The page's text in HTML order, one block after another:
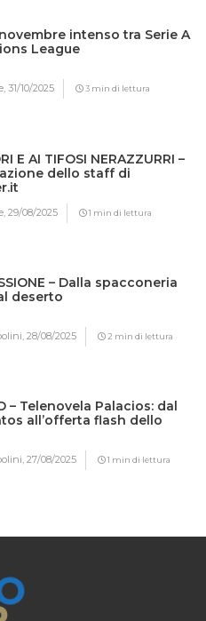
intenso tra Serie A
League
31/10/2025 3 min di lettura
E AI TIFOSI NERAZZURRI –
dello staff di
29/08/2025 1 min di lettura
– Dalla spacconeria
deserto
28/08/2025 2 min di lettura
– Telenovela Palacios: dal
all’offerta flash dello
27/08/2025 1 min di lettura